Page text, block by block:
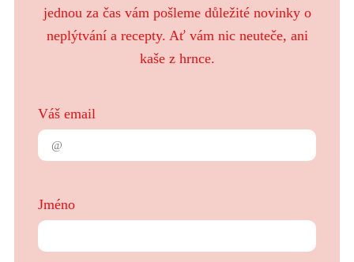
jednou za čas vám pošleme důležité novinky o
neplýtvání a recepty. Ať vám nic neuteče, ani
kaše z hrnce.
Váš email
Jméno